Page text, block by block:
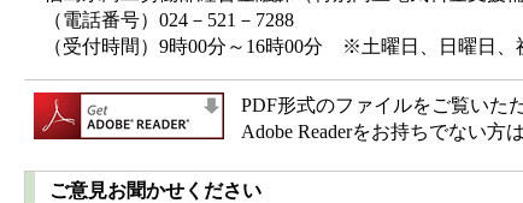
（電話番号）024－521－7288
（受付時間）9時00分～16時00分 ※土曜日、日曜日、
PDF形式のファイルをご覧いた
Adobe Readerをお持ちでない方
ご意見お聞かせください